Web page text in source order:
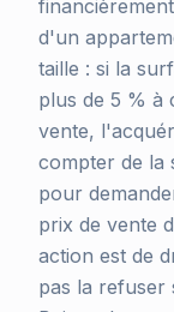
d'un
taille : si la
plus de 5 % à
vente,
compter de la
pour
prix de vente
action est de
pas la refuser